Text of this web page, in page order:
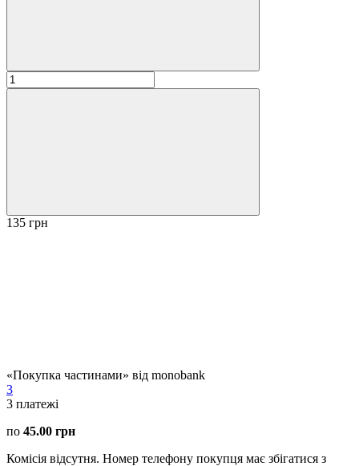
135 грн
«Покупка частинами» від monobank
3
3 платежі
по 45.00 грн
Комісія відсутня. Номер телефону покупця має збігатися з